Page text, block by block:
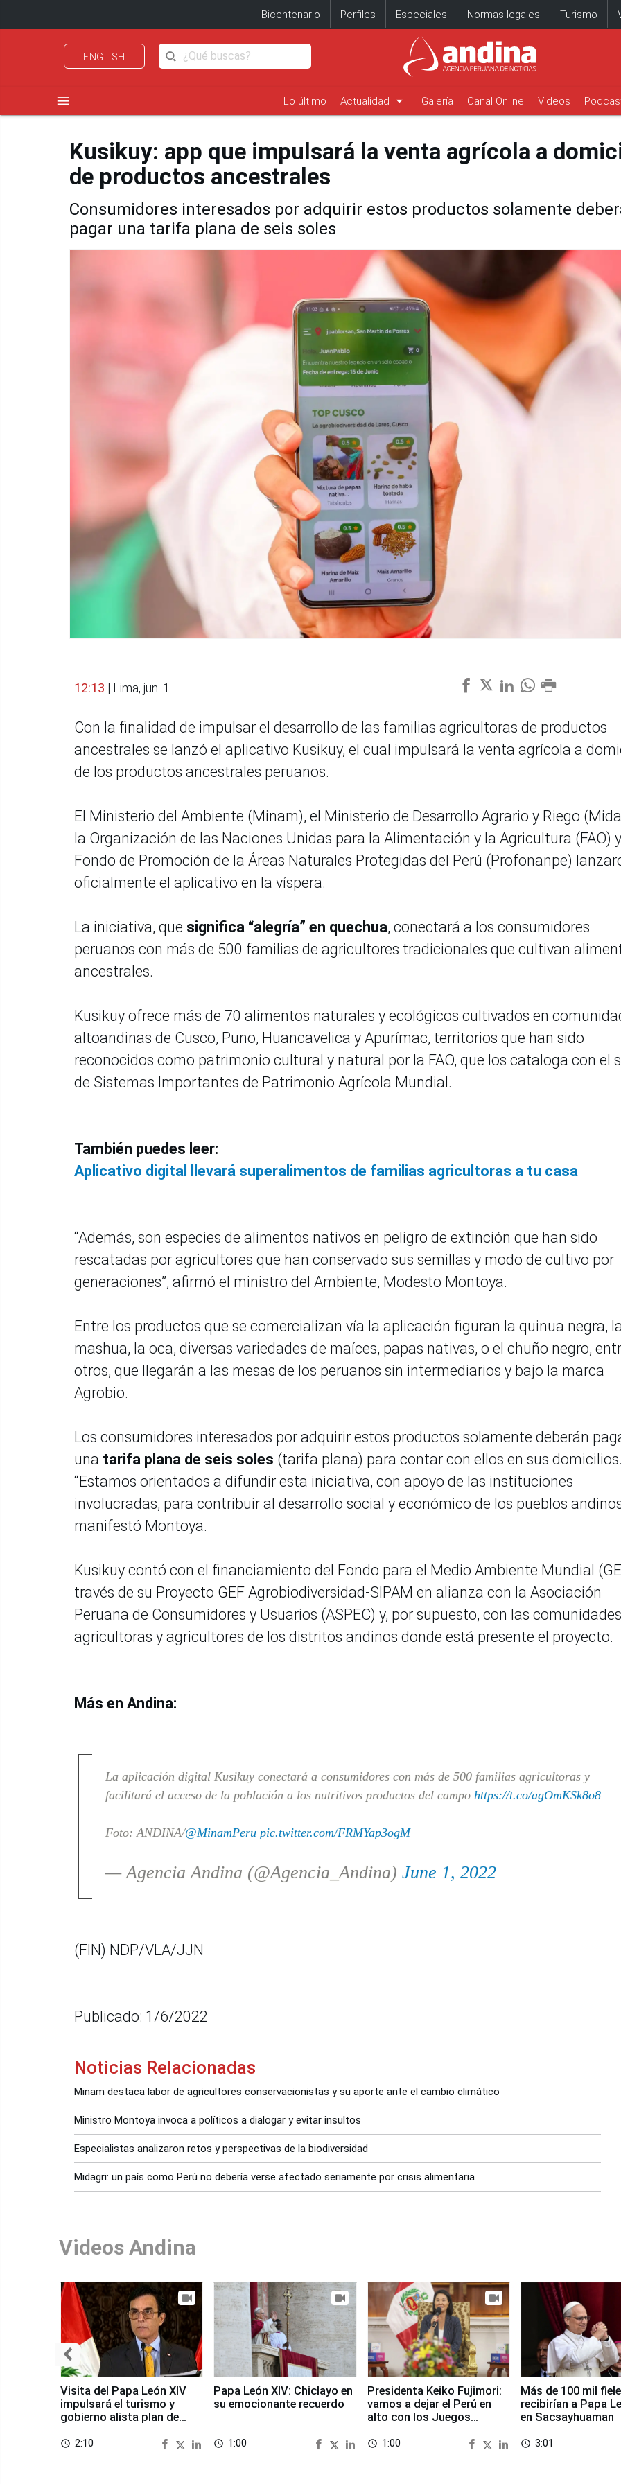
Bicentenario Perfiles Especiales Normas legales Turismo
ENGLISH
menu Lo último Actualidad arrow_drop_down Galería Canal Online Videos
Kusikuy: app que impulsará la venta agrícola a
de productos ancestrales
Consumidores interesados por adquirir estos productos solamente
pagar una tarifa plana de seis soles
12:13 | Lima, jun. 1.
Con la finalidad de impulsar el desarrollo de las familias agricultoras de productos
ancestrales se lanzó el aplicativo Kusikuy, el cual impulsará la venta agrícola a
de los productos ancestrales peruanos.
El Ministerio del Ambiente (Minam), el Ministerio de Desarrollo Agrario y Riego
la Organización de las Naciones Unidas para la Alimentación y la Agricultura (FAO)
Fondo de Promoción de la Áreas Naturales Protegidas del Perú (Profonanpe)
oficialmente el aplicativo en la víspera.
La iniciativa, que significa “alegría” en quechua, conectará a los consumidores
peruanos con más de 500 familias de agricultores tradicionales que cultivan
ancestrales.
Kusikuy ofrece más de 70 alimentos naturales y ecológicos cultivados en
altoandinas de Cusco, Puno, Huancavelica y Apurímac, territorios que han sido
reconocidos como patrimonio cultural y natural por la FAO, que los cataloga con el
de Sistemas Importantes de Patrimonio Agrícola Mundial.
También puedes leer:
Aplicativo digital llevará superalimentos de familias agricultoras a tu casa
“Además, son especies de alimentos nativos en peligro de extinción que han sido
rescatadas por agricultores que han conservado sus semillas y modo de cultivo por
generaciones”, afirmó el ministro del Ambiente, Modesto Montoya.
Entre los productos que se comercializan vía la aplicación figuran la quinua negra,
mashua, la oca, diversas variedades de maíces, papas nativas, o el chuño negro,
otros, que llegarán a las mesas de los peruanos sin intermediarios y bajo la marca
Agrobio.
Los consumidores interesados por adquirir estos productos solamente deberán
una tarifa plana de seis soles (tarifa plana) para contar con ellos en sus domicilios.
“Estamos orientados a difundir esta iniciativa, con apoyo de las instituciones
involucradas, para contribuir al desarrollo social y económico de los pueblos
manifestó Montoya.
Kusikuy contó con el financiamiento del Fondo para el Medio Ambiente Mundial
través de su Proyecto GEF Agrobiodiversidad-SIPAM en alianza con la Asociación
Peruana de Consumidores y Usuarios (ASPEC) y, por supuesto, con las
agricultoras y agricultores de los distritos andinos donde está presente el proyecto.
Más en Andina:
La aplicación digital Kusikuy conectará a consumidores con más de 500 familias agricultoras y
facilitará el acceso de la población a los nutritivos productos del campo https://t.co/agOmKSk8o8
Foto: ANDINA/@MinamPeru pic.twitter.com/FRMYap3ogM
— Agencia Andina (@Agencia_Andina) June 1, 2022
(FIN) NDP/VLA/JJN
Publicado: 1/6/2022
Noticias Relacionadas
Minam destaca labor de agricultores conservacionistas y su aporte ante el cambio climático
Ministro Montoya invoca a políticos a dialogar y evitar insultos
Especialistas analizaron retos y perspectivas de la biodiversidad
Midagri: un país como Perú no debería verse afectado seriamente por crisis alimentaria
Videos Andina
Visita del Papa León XIV
impulsará el turismo y
gobierno alista plan de
access_time 2:10
Papa León XIV: Chiclayo en
su emocionante recuerdo
access_time 1:00
Presidenta Keiko Fujimori:
vamos a dejar el Perú en
alto con los Juegos
access_time 1:00
Más de 100 mil
recibirían a Papa
en Sacsayhuaman
access_time 3:01